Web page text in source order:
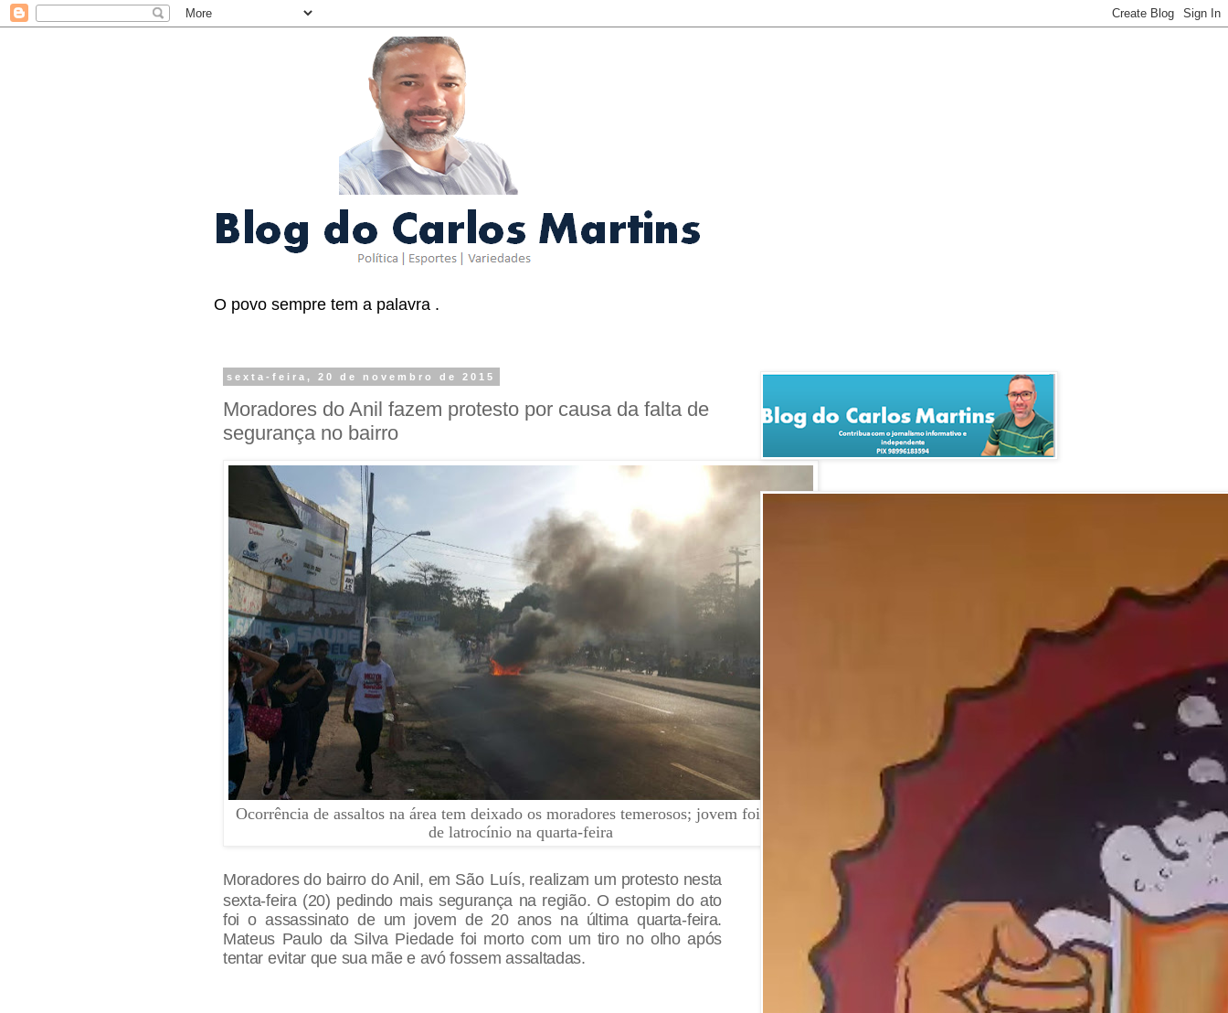
O povo sempre tem a palavra .
sexta-feira, 20 de novembro de 2015
Moradores do Anil fazem protesto por causa da falta de
segurança no bairro
Ocorrência de assaltos na área tem deixado os moradores temerosos; jovem foi vítima
de latrocínio na quarta-feira
Moradores do bairro do Anil, em São Luís, realizam um protesto nesta
sexta-feira (20) pedindo mais segurança na região. O estopim do ato
foi o assassinato de um jovem de 20 anos na última quarta-feira.
Mateus Paulo da Silva Piedade foi morto com um tiro no olho após
tentar evitar que sua mãe e avó fossem assaltadas.